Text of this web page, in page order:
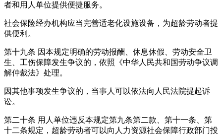
者和用人单位提供便捷服务。
社会保险经办机构应当完善适老化设施设备，为超龄劳动者提
供便利。
第十九条 因本规定明确的劳动报酬、休息休假、劳动安全卫
生、工伤保障发生争议的，依照《中华人民共和国劳动争议调
解仲裁法》处理。
因其他事项发生争议的，当事人可以依法向人民法院提起诉
讼。
第二十条 用人单位违反本规定第九条第二款、第十一条、第
十二条规定，超龄劳动者可以向人力资源社会保障行政部门投